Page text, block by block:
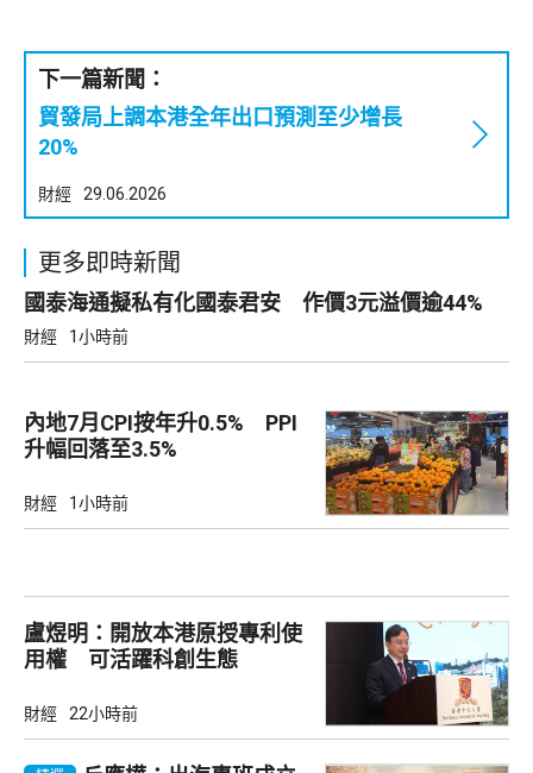
下一篇新聞：
貿發局上調本港全年出口預測至少增長
20%
財經 29.06.2026
更多即時新聞
國泰海通擬私有化國泰君安 作價3元溢價逾44%
財經 1小時前
內地7月CPI按年升0.5% PPI
升幅回落至3.5%
財經 1小時前
盧煜明：開放本港原授專利使
用權 可活躍科創生態
財經 22小時前